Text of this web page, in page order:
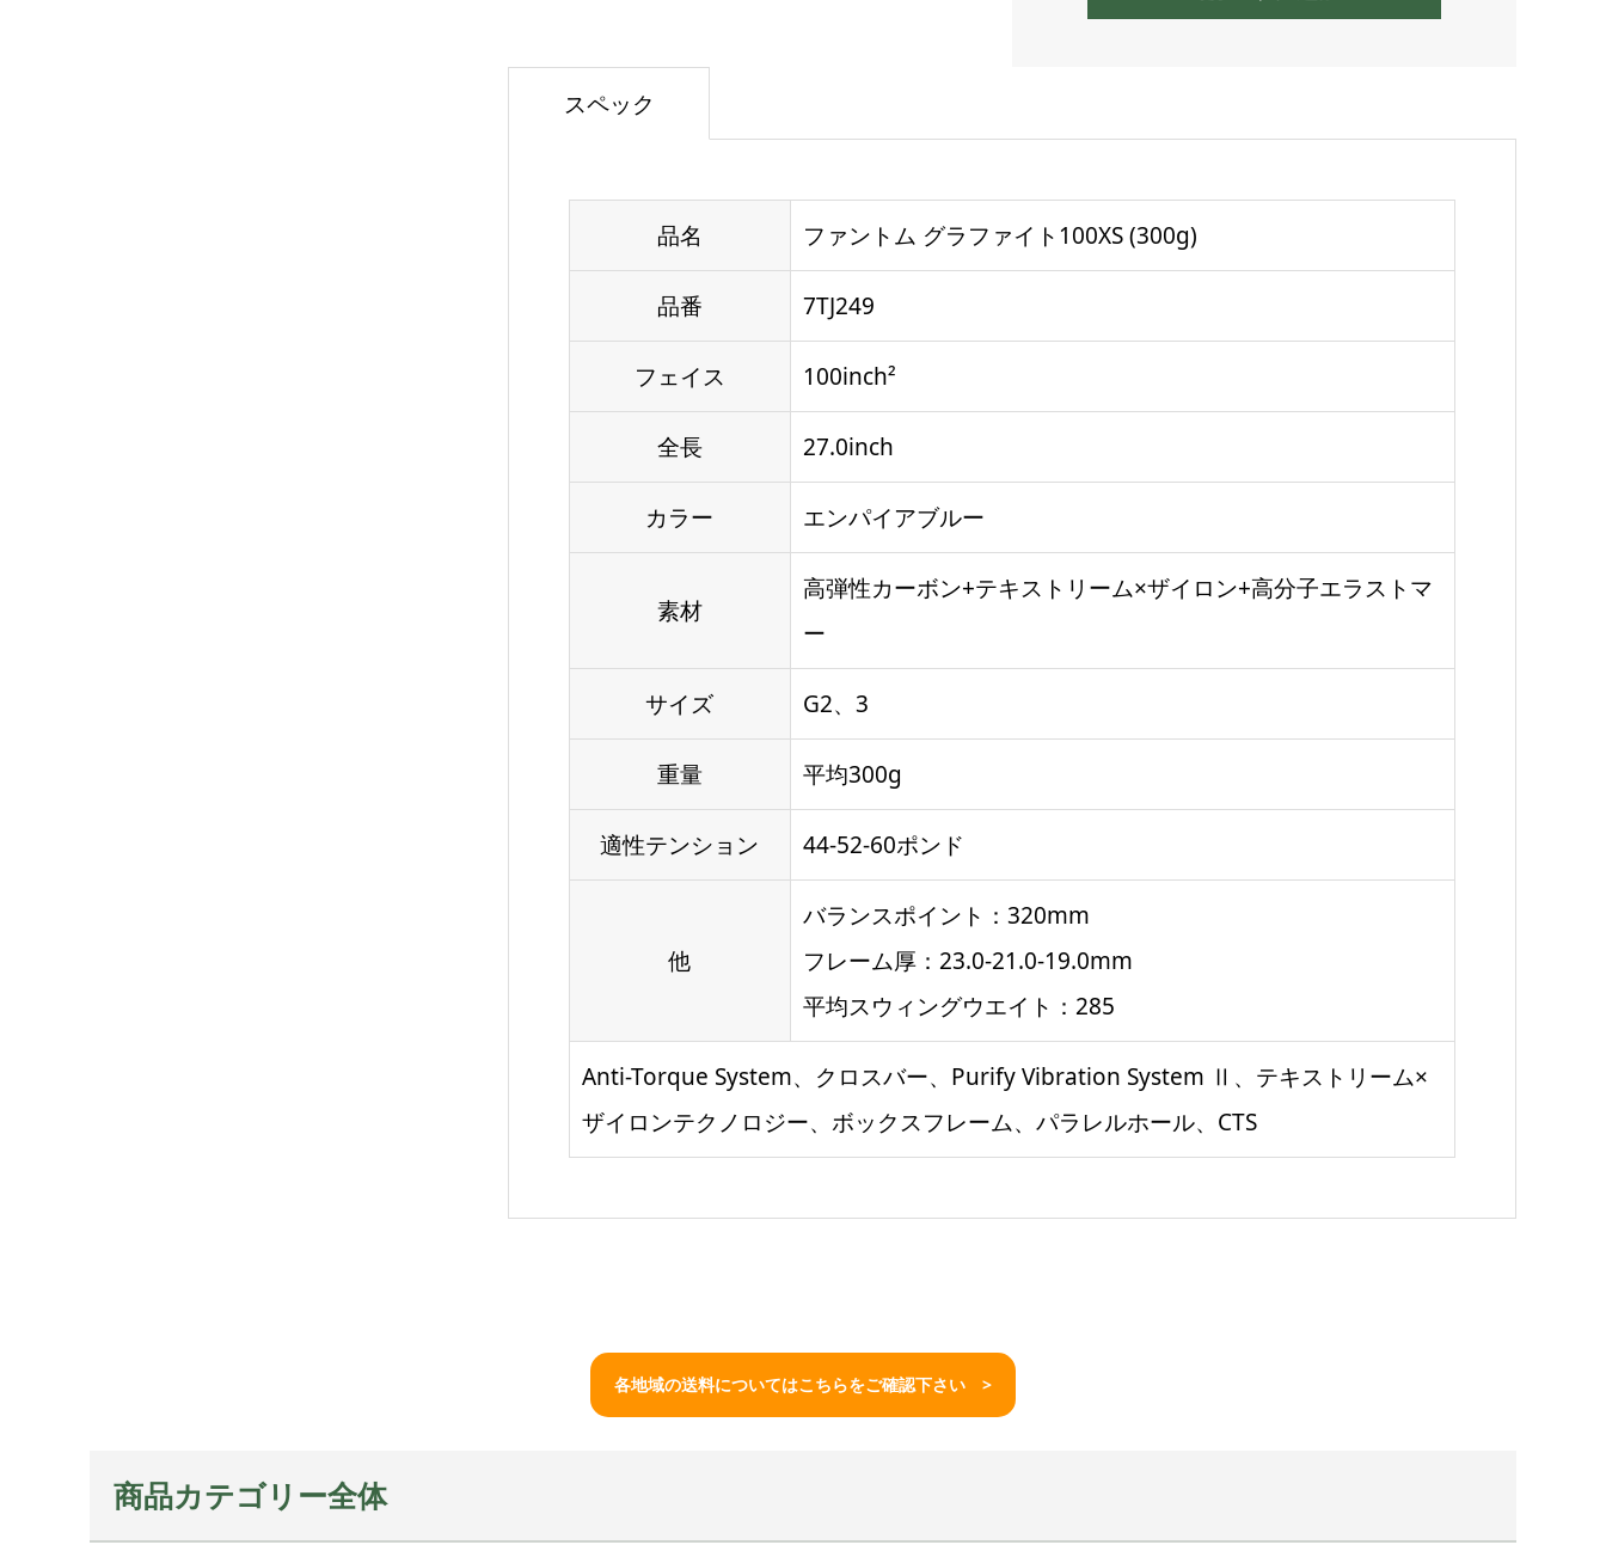
スペック
品名 ファントム グラファイト100XS (300g)
品番 7TJ249
フェイス 100inch²
全長 27.0inch
カラー エンパイアブルー
素材
高弾性カーボン+テキストリーム×ザイロン+高分子エラストマ
ー
サイズ G2、3
重量 平均300g
適性テンション 44-52-60ポンド
他
バランスポイント：320mm
フレーム厚：23.0-21.0-19.0mm
平均スウィングウエイト：285
Anti-Torque System、クロスバー、Purify Vibration System Ⅱ、テキストリーム×
ザイロンテクノロジー、ボックスフレーム、パラレルホール、CTS
各地域の送料についてはこちらをご確認下さい >
商品カテゴリー全体